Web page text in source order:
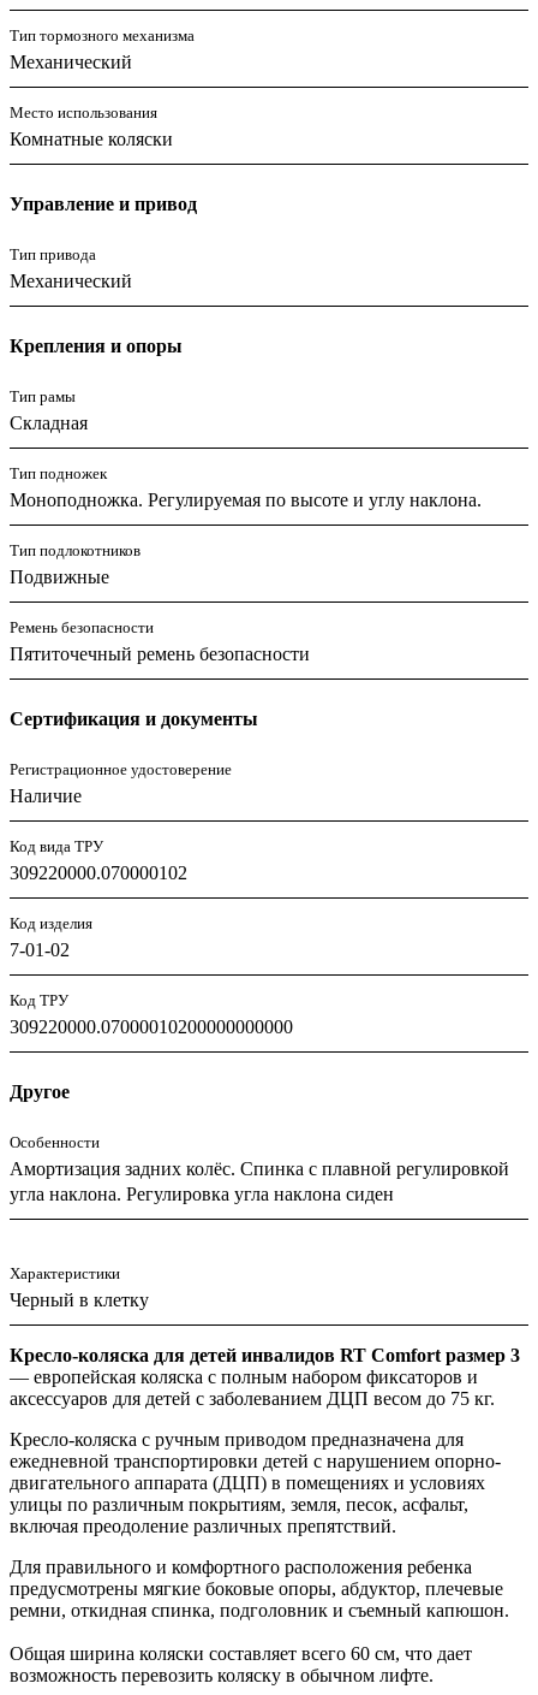
Тип тормозного механизма
Механический
Место использования
Комнатные коляски
Управление и привод
Тип привода
Механический
Крепления и опоры
Тип рамы
Складная
Тип подножек
Моноподножка. Регулируемая по высоте и углу наклона.
Тип подлокотников
Подвижные
Ремень безопасности
Пятиточечный ремень безопасности
Сертификация и документы
Регистрационное удостоверение
Наличие
Код вида ТРУ
309220000.070000102
Код изделия
7-01-02
Код ТРУ
309220000.07000010200000000000
Другое
Особенности
Амортизация задних колёс. Спинка с плавной регулировкой
угла наклона. Регулировка угла наклона сиден
Характеристики
Черный в клетку
Кресло-коляска для детей инвалидов RT Comfort размер 3
— европейская коляска с полным набором фиксаторов и
аксессуаров для детей с заболеванием ДЦП весом до 75 кг.
Кресло-коляска с ручным приводом предназначена для
ежедневной транспортировки детей с нарушением опорно-
двигательного аппарата (ДЦП) в помещениях и условиях
улицы по различным покрытиям, земля, песок, асфальт,
включая преодоление различных препятствий.
Для правильного и комфортного расположения ребенка
предусмотрены мягкие боковые опоры, абдуктор, плечевые
ремни, откидная спинка, подголовник и съемный капюшон.
Общая ширина коляски составляет всего 60 см, что дает
возможность перевозить коляску в обычном лифте.